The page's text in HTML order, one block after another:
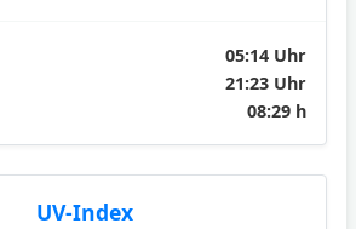
05:14 Uhr
21:23 Uhr
08:29 h
UV-Index